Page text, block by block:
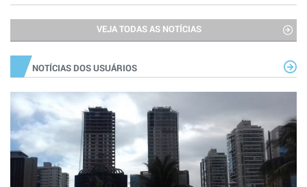
VEJA TODAS AS NOTÍCIAS
NOTÍCIAS DOS USUÁRIOS